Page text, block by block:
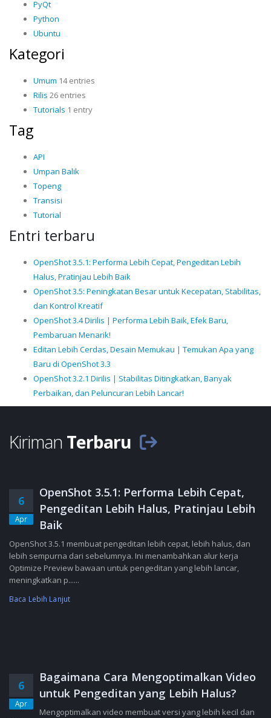
PyQt
Python
Ubuntu
Kategori
Umum 14 entries
Rilis 26 entries
Tutorials 1 entry
Tag
API
Umpan Balik
Topeng
Transisi
Tutorial
Entri terbaru
OpenShot 3.5.1: Performa Lebih Cepat, Pengeditan Lebih
Halus, Pratinjau Lebih Baik
OpenShot 3.5: Peningkatan Besar untuk Kecepatan, Stabilitas,
dan Kontrol Kreatif
OpenShot 3.4 Dirilis | Performa Lebih Baik, Efek Baru,
Pembaruan Menarik!
Editan Lebih Cerdas, Desain Memukau | Temukan Apa yang
Baru di OpenShot 3.3
OpenShot 3.2.1 Dirilis | Stabilitas Ditingkatkan, Banyak
Perbaikan, dan Peluncuran Lebih Lancar!
Kiriman Terbaru
6
Apr
OpenShot 3.5.1: Performa Lebih Cepat,
Pengeditan Lebih Halus, Pratinjau Lebih
Baik
OpenShot 3.5.1 membuat pengeditan lebih cepat, lebih halus, dan
lebih sempurna dari sebelumnya. Ini menambahkan alur kerja
Optimize Preview bawaan untuk pengeditan yang lebih lancar,
meningkatkan p......
Baca Lebih Lanjut
6
Apr
Bagaimana Cara Mengoptimalkan Video
untuk Pengeditan yang Lebih Halus?
Mengoptimalkan video membuat versi yang lebih kecil dan